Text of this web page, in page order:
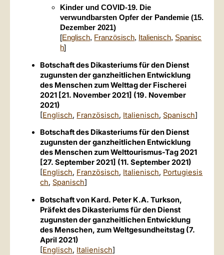
Kinder und COVID-19. Die
verwundbarsten Opfer der Pandemie (15.
Dezember 2021)
[Englisch, Französisch, Italienisch, Spanisc
h]
Botschaft des Dikasteriums für den Dienst
zugunsten der ganzheitlichen Entwicklung
des Menschen zum Welttag der Fischerei
2021 [21. November 2021] (19. November
2021)
[Englisch, Französisch, Italienisch, Spanisch]
Botschaft des Dikasteriums für den Dienst
zugunsten der ganzheitlichen Entwicklung
des Menschen zum Welttourismus-Tag 2021
[27. September 2021] (11. September 2021)
[Englisch, Französisch, Italienisch, Portugiesis
ch, Spanisch]
Botschaft von Kard. Peter K.A. Turkson,
Präfekt des Dikasteriums für den Dienst
zugunsten der ganzheitlichen Entwicklung
des Menschen, zum Weltgesundheitstag (7.
April 2021)
[Englisch, Italienisch]